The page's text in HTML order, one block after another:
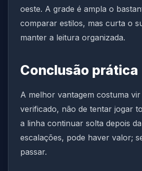
oeste. A grade é ampla o
comparar estilos, mas curta o
manter a leitura organizada.
Conclusão prática
A melhor vantagem costuma
verificado, não de tentar jogar
a linha continuar solta depois
escalações, pode haver valor;
passar.